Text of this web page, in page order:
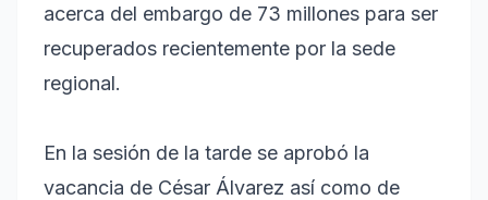
acerca del embargo de 73 millones para ser
recuperados recientemente por la sede
regional.
En la sesión de la tarde se aprobó la
vacancia de César Álvarez así como de